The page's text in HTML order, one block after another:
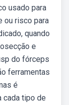
usado para
ou risco para
quando
e
do fórceps
ferramentas
é
cada tipo de